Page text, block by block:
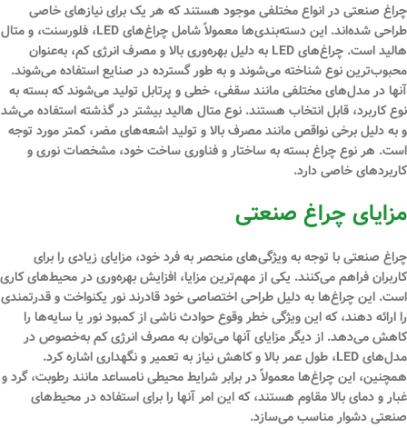
چراغ‌ صنعتی در انواع مختلفی موجود هستند که هر یک برای نیازهای خاصی
طراحی شده‌اند. این دسته‌بندی‌ها معمولاً شامل چراغ‌های LED، فلورسنت، و متال
هالید است. چراغ‌های LED به دلیل بهره‌وری بالا و مصرف انرژی کم، به‌عنوان
محبوب‌ترین نوع شناخته می‌شوند و به طور گسترده در صنایع استفاده می‌شوند.
آنها در مدل‌های مختلفی مانند سقفی، خطی و پرتابل تولید می‌شوند که بسته به
نوع کاربرد، قابل انتخاب هستند. نوع متال هالید بیشتر در گذشته استفاده می‌شد
و به دلیل برخی نواقص مانند مصرف بالا و تولید اشعه‌های مضر، کمتر مورد توجه
است. هر نوع چراغ بسته به ساختار و فناوری ساخت خود، مشخصات نوری و
کاربردهای خاصی دارد.
مزایای چراغ‌ صنعتی
چراغ‌ صنعتی با توجه به ویژگی‌های منحصر به فرد خود، مزایای زیادی را برای
کاربران فراهم می‌کنند. یکی از مهم‌ترین مزایا، افزایش بهره‌وری در محیط‌های کاری
است. این چراغ‌ها به دلیل طراحی اختصاصی خود قادرند نور یکنواخت و قدرتمندی
را ارائه دهند، که این ویژگی خطر وقوع حوادث ناشی از کمبود نور یا سایه‌ها را
کاهش می‌دهد. از دیگر مزایای آنها می‌توان به مصرف انرژی کم به‌خصوص در
مدل‌های LED، طول عمر بالا و کاهش نیاز به تعمیر و نگهداری اشاره کرد.
همچنین، این چراغ‌ها معمولاً در برابر شرایط محیطی نامساعد مانند رطوبت، گرد و
غبار و دمای بالا مقاوم هستند، که این امر آنها را برای استفاده در محیط‌های
صنعتی دشوار مناسب می‌سازد.